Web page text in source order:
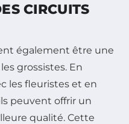
CIRCUITS
également être une
grossistes. En
les fleuristes et en
peuvent offrir un
qualité. Cette